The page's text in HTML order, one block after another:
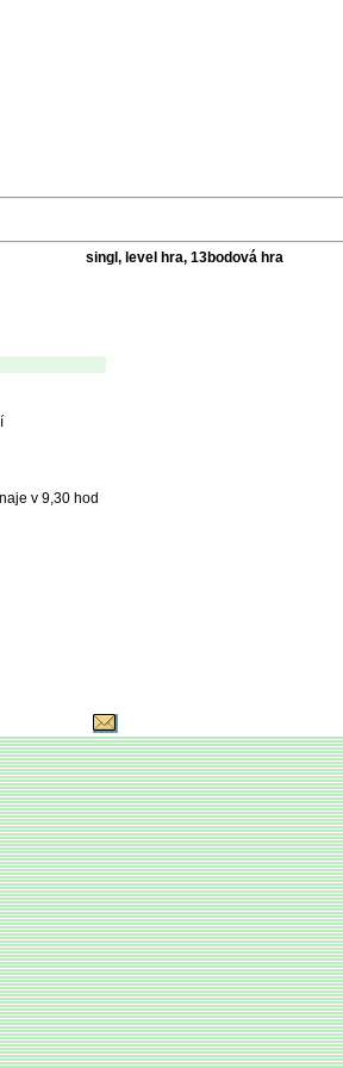
singl, level hra, 13bodová hra
v 9,30 hod